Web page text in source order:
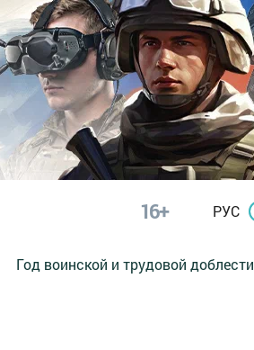
16+ РУС
Год воинской и трудовой доблести